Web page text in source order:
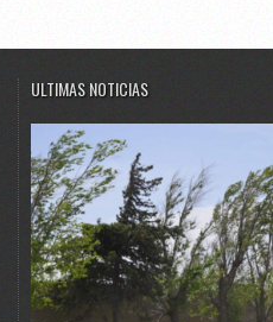
ULTIMAS NOTICIAS